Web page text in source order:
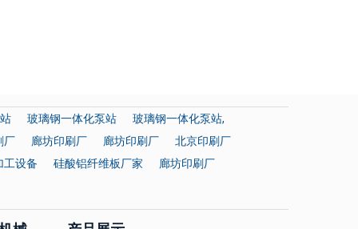
玻璃钢一体化泵站
玻璃钢一体化泵站,
厂 廊坊印刷厂 廊坊印刷厂
北京印刷厂
工设备 硅酸铝纤维板厂家
廊坊印刷厂